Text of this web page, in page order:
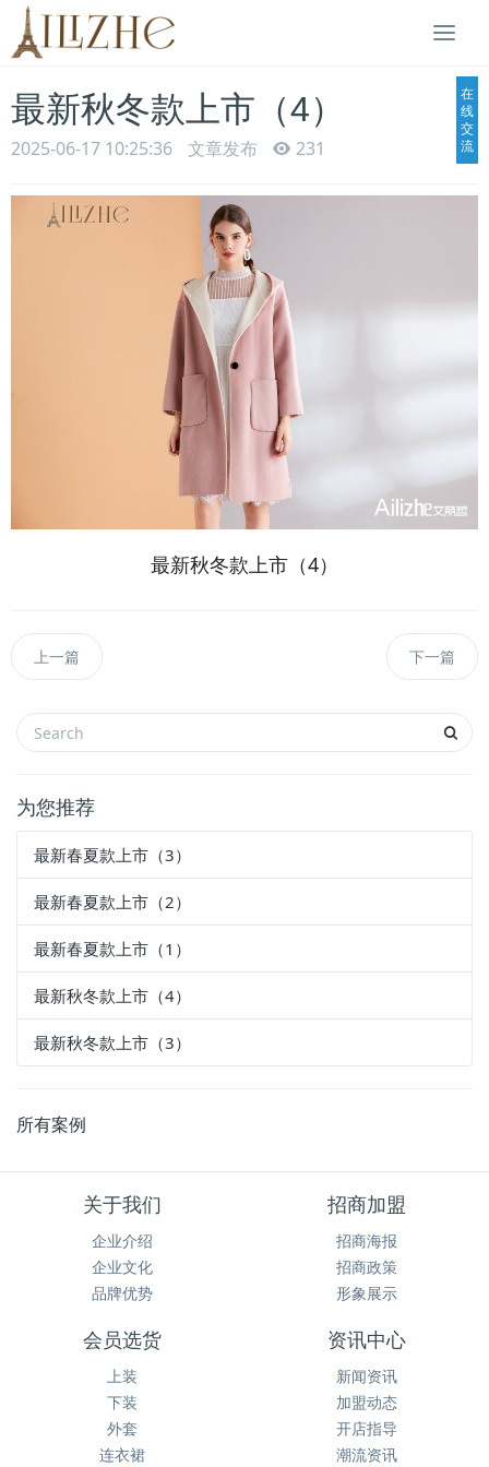
最新秋冬款上市（4）
2025-06-17 10:25:36 文章发布 231
最新秋冬款上市（4）
上一篇 下一篇
为您推荐
最新春夏款上市（3）
最新春夏款上市（2）
最新春夏款上市（1）
最新秋冬款上市（4）
最新秋冬款上市（3）
所有案例
关于我们
企业介绍
企业文化
品牌优势
招商加盟
招商海报
招商政策
形象展示
会员选货
上装
下装
外套
连衣裙
资讯中心
新闻资讯
加盟动态
开店指导
潮流资讯
在
线
交
流